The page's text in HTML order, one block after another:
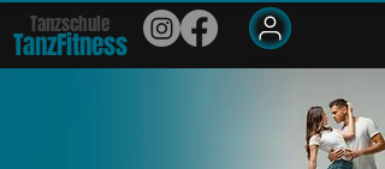
Tanzschule
TanzFitness